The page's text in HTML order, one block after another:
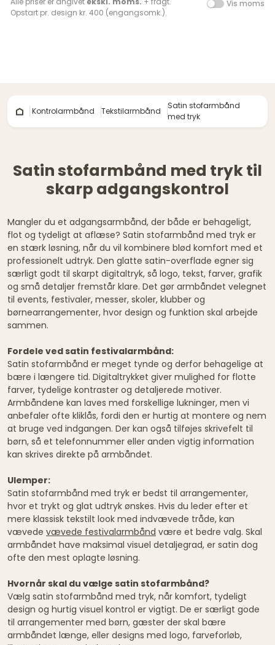
Opstart pr. design kr. 400 (engangsomk.).
Vis moms
Kontrolarmbånd Tekstilarmbånd
Satin stofarmbånd
med tryk
Satin stofarmbånd med tryk til
skarp adgangskontrol
Mangler du et adgangsarmbånd, der både er behageligt,
flot og tydeligt at aflæse? Satin stofarmbånd med tryk er
en stærk løsning, når du vil kombinere blød komfort med et
professionelt udtryk. Den glatte satin-overflade egner sig
særligt godt til skarpt digitaltryk, så logo, tekst, farver, grafik
og små detaljer fremstår klare. Det gør armbåndet velegnet
til events, festivaler, messer, skoler, klubber og
børnearrangementer, hvor design og funktion skal arbejde
sammen.
Fordele ved satin festivalarmbånd:
Satin stofarmbånd er meget tynde og derfor behagelige at
bære i længere tid. Digitaltrykket giver mulighed for flotte
farver, tydelige kontraster og detaljerede motiver.
Armbåndene kan laves med forskellige lukninger, men vi
anbefaler ofte kliklås, fordi den er hurtig at montere og nem
at bruge ved indgangen. Der kan også tilføjes skrivefelt til
børn, så et telefonnummer eller anden vigtig information
kan skrives direkte på armbåndet.
Ulemper:
Satin stofarmbånd med tryk er bedst til arrangementer,
hvor et trykt og glat udtryk ønskes. Hvis du leder efter et
mere klassisk tekstilt look med indvævede tråde, kan
vævede vævede festivalarmbånd være et bedre valg. Skal
armbåndet have maksimal visuel detaljegrad, er satin dog
ofte den mest oplagte løsning.
Hvornår skal du vælge satin stofarmbånd?
Vælg satin stofarmbånd med tryk, når komfort, tydeligt
design og hurtig visuel kontrol er vigtigt. De er særligt gode
til arrangementer med børn, gæster der skal bære
armbåndet længe, eller designs med logo, farveforløb,